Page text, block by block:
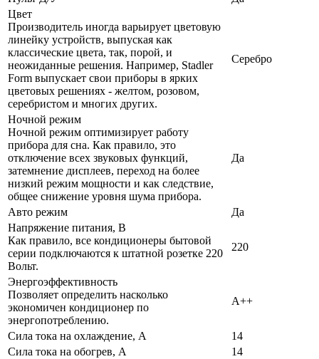
Цвет
Производитель иногда варьирует цветовую
линейку устройств, выпуская как
классические цвета, так, порой, и
неожиданные решения. Например, Stadler
Form выпускает свои приборы в ярких
цветовых решениях - желтом, розовом,
серебристом и многих других.
Серебро
Ночной режим
Ночной режим оптимизирует работу
прибора для сна. Как правило, это
отключение всех звуковых функций,
затемнение дисплеев, переход на более
низкий режим мощности и как следствие,
общее снижение уровня шума прибора.
Да
Авто режим
Да
Напряжение питания, В
Как правило, все кондиционеры бытовой
серии подключаются к штатной розетке 220
Вольт.
220
Энергоэффективность
Позволяет определить насколько
экономичен кондиционер по
энергопотреблению.
A++
Сила тока на охлаждение, А
14
Сила тока на обогрев, А
14